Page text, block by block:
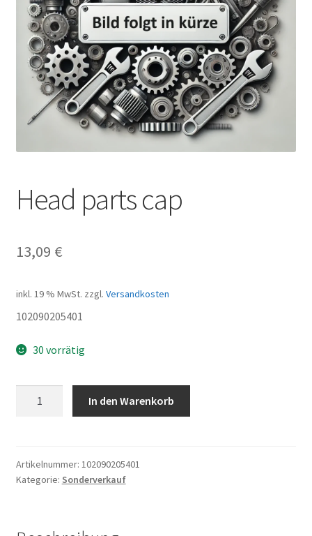
Head parts cap
13,09 €
inkl. 19 % MwSt. zzgl. Versandkosten
102090205401
30 vorrätig
In den Warenkorb
Artikelnummer: 102090205401
Kategorie: Sonderverkauf